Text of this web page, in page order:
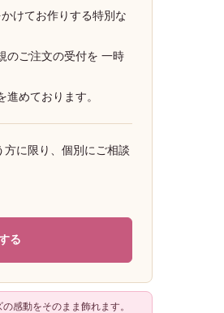
けてお作りする特別な
のご注文の受付を 一時
めております。
方に限り、個別にご相談
る
感動をそのまま飾れます。